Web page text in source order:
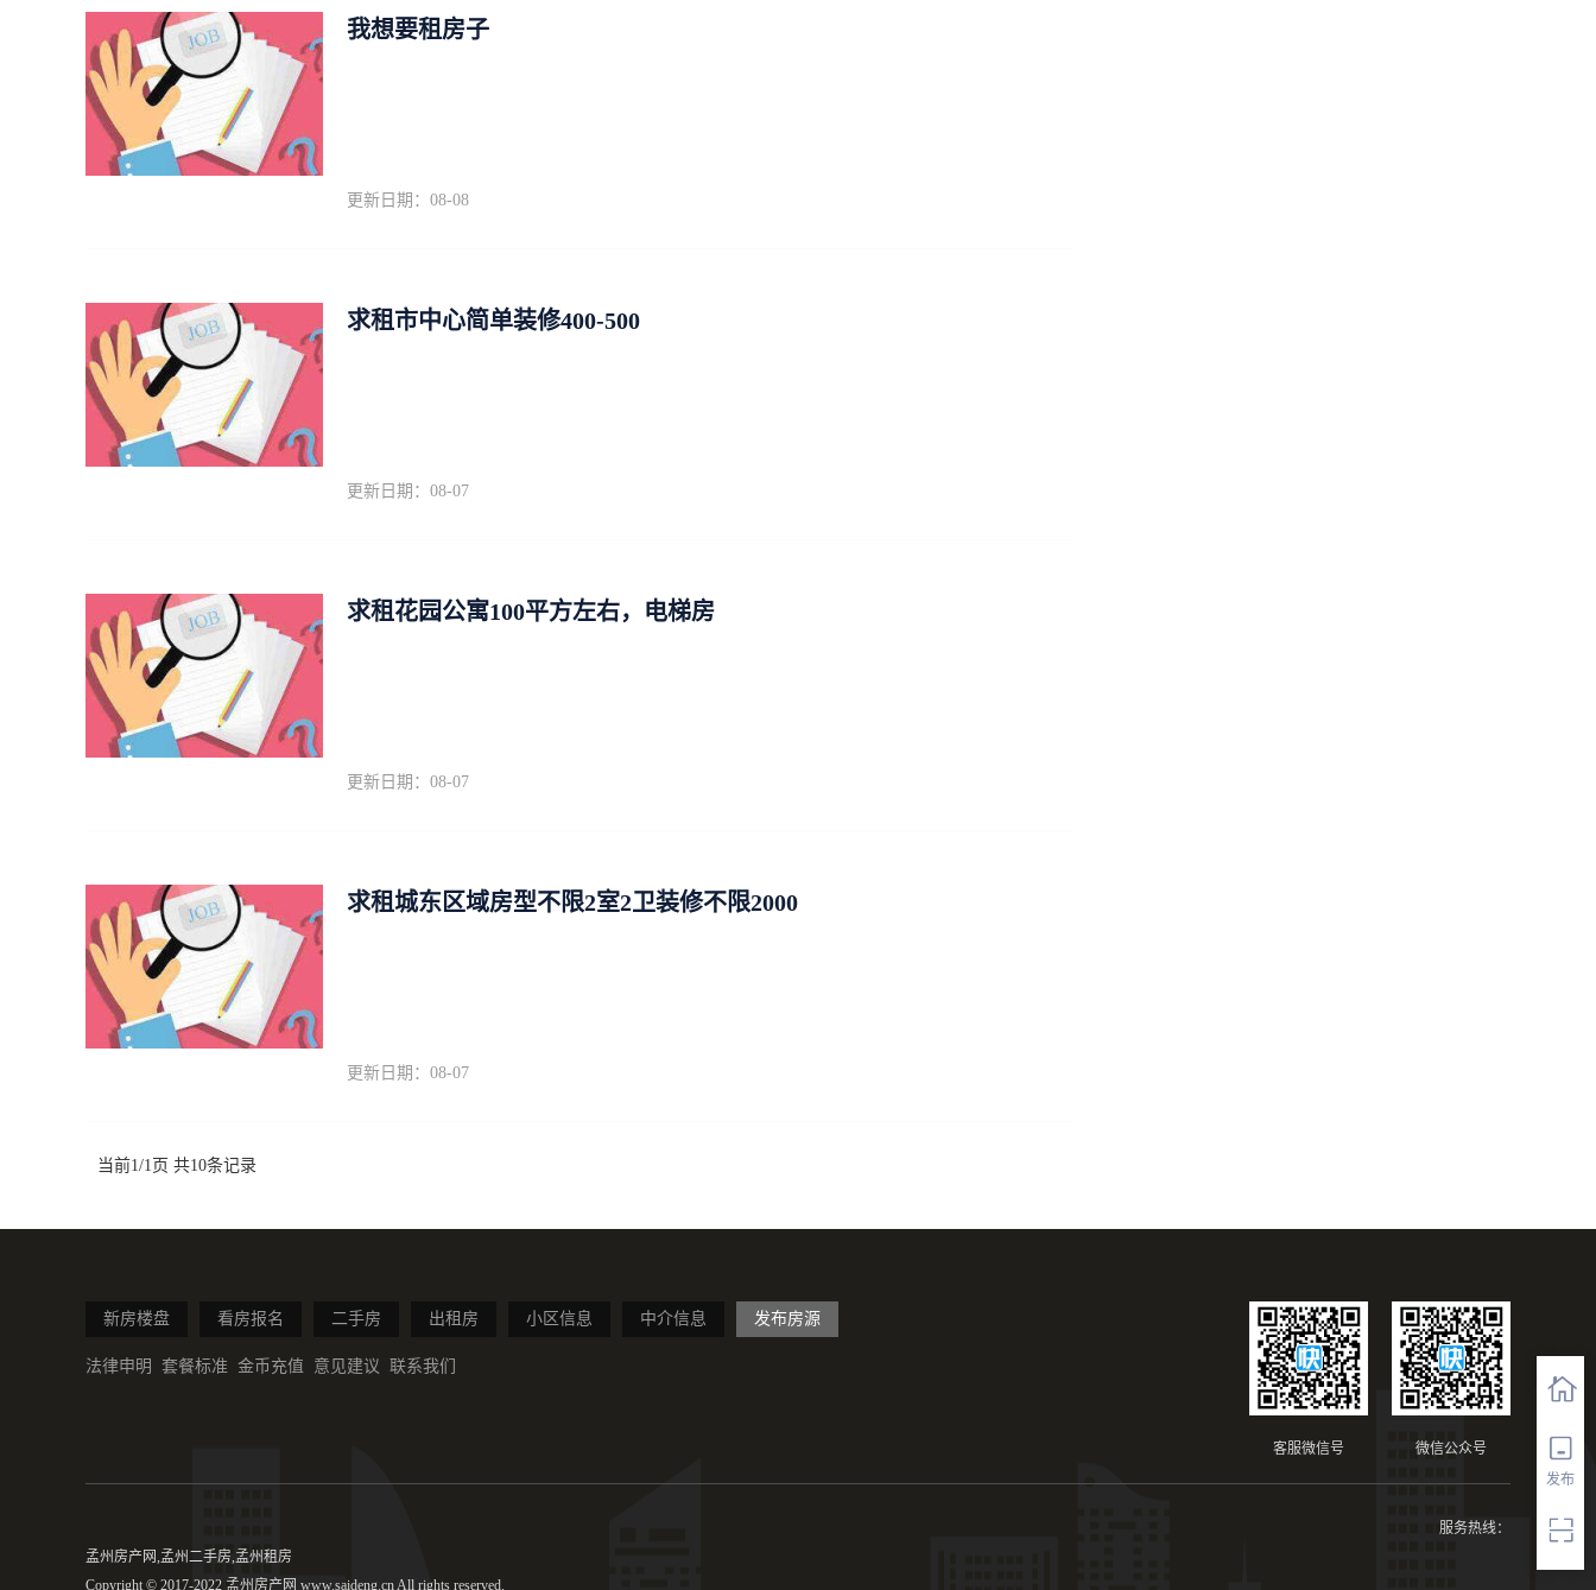
发布
我想要租房子
更新日期：08-08
求租市中心简单装修400-500
更新日期：08-07
求租花园公寓100平方左右，电梯房
更新日期：08-07
求租城东区域房型不限2室2卫装修不限2000
更新日期：08-07
当前1/1页 共10条记录
新房楼盘 看房报名 二手房 出租房 小区信息 中介信息 发布房源
法律申明 套餐标准 金币充值 意见建议 联系我们
微信公众号
客服微信号
服务热线：
孟州房产网,孟州二手房,孟州租房
Copyright © 2017-2022 孟州房产网 www.saideng.cn All rights reserved.